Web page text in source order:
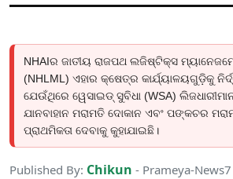
NHAIର ଜାତୀୟ ରାଜପଥ ଲଜିଷ୍ଟିକ୍ସ
(NHLML) ଏହାର କ୍ଷେତ୍ର କାର୍ଯ୍ୟାଳୟଗୁଡ଼ିକୁ
ଯେଉଁଥିରେ ୱେସାଇଡ୍ ସୁବିଧା (WSA)
ଯାନବାହାନ ମରାମତି ଦୋକାନ ଏବଂ ପଙ୍କଚର
ପ୍ରାଥମିକତା ଦେବାକୁ କୁହାଯାଇଛି।
Published By: Chikun - Prameya-